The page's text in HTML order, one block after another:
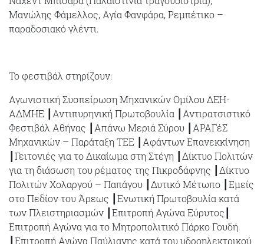
Μανώλης Φάμελλος, Αγία Φανφάρα, Ρεμπέτικο –
παραδοσιακό γλέντι.
Το φεστιβάλ στηρίζουν:
Αγωνιστική Συσπείρωση Μηχανικών Ομίλου ΔΕΗ-
ΑΔΜΗΕ ┃Αντιπυρηνική Πρωτοβουλία ┃Αντιρατσιστικό
Φεστιβάλ Αθήνας ┃Απάνω Μεριά Σύρου ┃ΑΡΑΓέΣ
Μηχανικών – Παράταξη ΤΕΕ ┃Αφάντων Επανεκκίνηση
┃Γειτονιές για το Δικαίωμα στη Στέγη ┃Δίκτυο Πολιτών
για τη διάσωση του ρέματος της Πικροδάφνης ┃Δίκτυο
Πολιτών Χολαργού – Παπάγου ┃Δυτικό Μέτωπο ┃Εμείς
στο Πεδίον του Άρεως ┃Ενωτική Πρωτοβουλία κατά
των Πλειστηριασμών ┃Επιτροπή Αγώνα Εύρυτος┃
Επιτροπή Αγώνα για το Μητροπολιτικό Πάρκο Γουδή
┃Επιτροπή Αγώνα Παύλιανης κατά του υδροηλεκτρικού